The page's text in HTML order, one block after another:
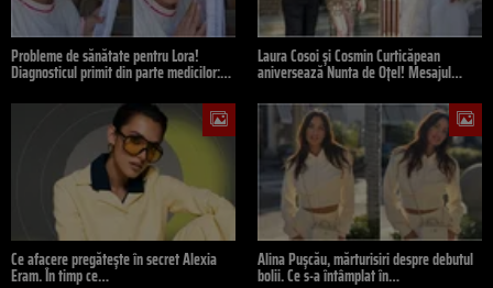
Probleme de sănătate pentru Lora!
Diagnosticul primit din parte medicilor:…
Laura Cosoi și Cosmin Curticăpean
aniversează Nunta de Oțel! Mesajul…
Ce afacere pregătește în secret Alexia
Eram. În timp ce…
Alina Pușcău, mărturisiri despre debutul
bolii. Ce s-a întâmplat în…